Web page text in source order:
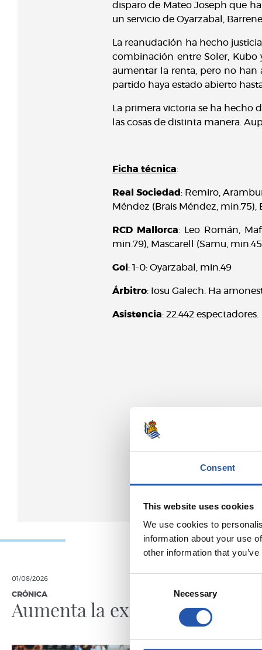
Consent
This website uses cookies
We use cookies to
information about your use
other information that
Necessary
disparo de Mateo Joseph que
un servicio de Oyarzabal,
La reanudación ha hecho
combinación entre Soler, Kubo
aumentar la renta, pero no han
partido haya estado abierto
La primera victoria se ha
las cosas de distinta manera.
Ficha técnica:
Real Sociedad : Remiro,
Méndez (Brais Méndez, min.75),
RCD Mallorca: Leo Román,
min.79), Mascarell (Samu,
Gol : 1-0: Oyarzabal, min.49
Árbitro: Iosu Galech. Ha
Asistencia: 22.442 espectadores.
01/08/2026
CRÓNICA
Aumenta la exigencia
CRÓNICA